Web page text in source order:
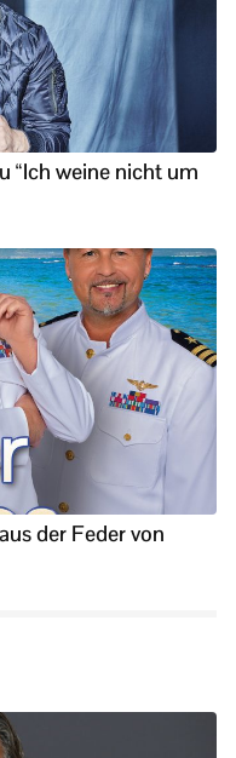
“Ich weine nicht um
der Feder von